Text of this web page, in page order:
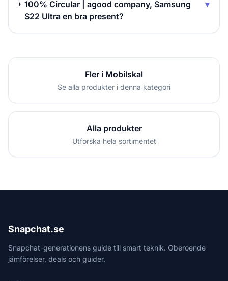
100% Circular | agood company, Samsung
S22 Ultra en bra present?
▾
Fler i Mobilskal
Se alla produkter i denna kategori
Alla produkter
Utforska hela sortimentet
Snapchat.se
Snapchat-generationens guide till smart teknik. Oberoende
jämförelser, deals och guider.